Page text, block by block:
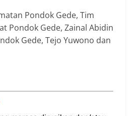
Pondok Gede, Tim
Pondok Gede, Zainal Abidin
Gede, Tejo Yuwono dan